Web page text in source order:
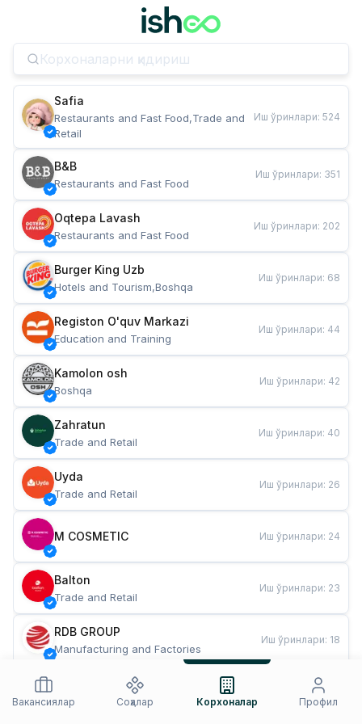
Safia
Restaurants and Fast Food,Trade and
Retail
Иш ўринлари: 524
B&B
Restaurants and Fast Food
Иш ўринлари: 351
Oqtepa Lavash
Restaurants and Fast Food
Иш ўринлари: 202
Burger King Uzb
Hotels and Tourism,Boshqa
Иш ўринлари: 68
Registon O'quv Markazi
Education and Training
Иш ўринлари: 44
Kamolon osh
Boshqa
Иш ўринлари: 42
Zahratun
Trade and Retail
Иш ўринлари: 40
Uyda
Trade and Retail
Иш ўринлари: 26
M COSMETIC Иш ўринлари: 24
Balton
Trade and Retail
Иш ўринлари: 23
RDB GROUP
Manufacturing and Factories
Иш ўринлари: 18
Restaurants and Fast Food
Иш ўринлари
Вакансиялар
Соҳалар Корхоналар Профил